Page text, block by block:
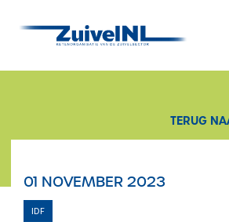
Duurzaamheid
TERUG
01 NOVEMBER 2023
IDF